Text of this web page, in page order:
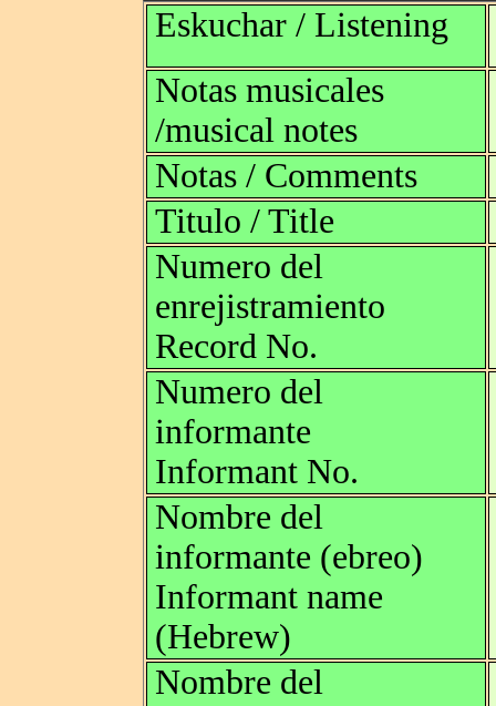
Eskuchar / Listening
Notas musicales
/musical notes
Notas / Comments
Titulo / Title
Numero del
enrejistramiento
Record No.
Numero del
informante
Informant No.
Nombre del
informante (ebreo)
Informant name
(Hebrew)
Nombre del